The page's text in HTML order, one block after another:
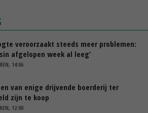
veroorzaakt steeds meer problemen:
afgelopen week al leeg’
14:06
van enige drijvende boerderij ter
zijn te koop
12:00